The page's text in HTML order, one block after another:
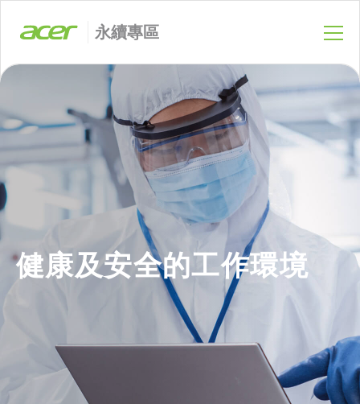
永續專區
健康及安全的工作環境